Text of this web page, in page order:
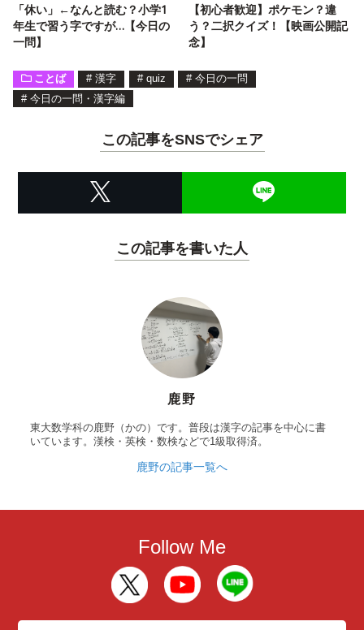
「休い」←なんと読む？小学1
年生で習う字ですが…【今日の
一問】
【初心者歓迎】ポケモン？違
う？二択クイズ！【映画公開記
念】
ことば # 漢字 # quiz # 今日の一問
# 今日の一問・漢字編
この記事をSNSでシェア
この記事を書いた人
鹿野
東大数学科の鹿野（かの）です。普段は漢字の記事を中心に書
いています。漢検・英検・数検などで1級取得済。
鹿野の記事一覧へ
Follow Me